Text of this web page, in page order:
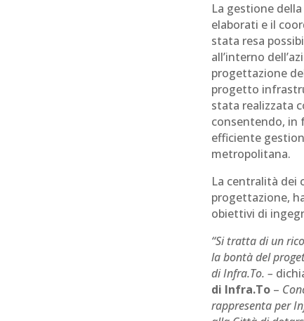
La gestione
elaborati e il
stata resa
all’interno
progettazione
progetto
stata realizzata
consentendo, in
efficiente
metropolitana.
La centralità
progettazione,
obiettivi di
“Si tratta di un
la bontà del
di Infra.To. –
di Infra.To –
rappresenta per